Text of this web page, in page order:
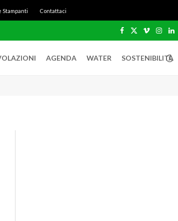
Stampanti Contattaci
Facebook
X
Vimeo
AGENDA WATER SOSTENIBILITÀ